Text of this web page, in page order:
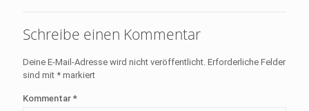
Schreibe einen Kommentar
Deine E-Mail-Adresse wird nicht veröffentlicht. Erforderliche Felder
sind mit * markiert
Kommentar *